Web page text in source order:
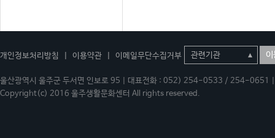
개인정보처리방침 이용약관 이메일무단수집거부 이
울산광역시 울주군 두서면 인보로 95 | 대표전화 : 052) 254-0533 / 254-
Copyright(c) 2016 울주생활문화센터 All rights reserved.